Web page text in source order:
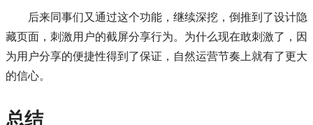
后来同事们又通过这个功能，继续深挖，倒推到了设计隐
藏页面，刺激用户的截屏分享行为。为什么现在敢刺激了，因
为用户分享的便捷性得到了保证，自然运营节奏上就有了更大
的信心。
总结